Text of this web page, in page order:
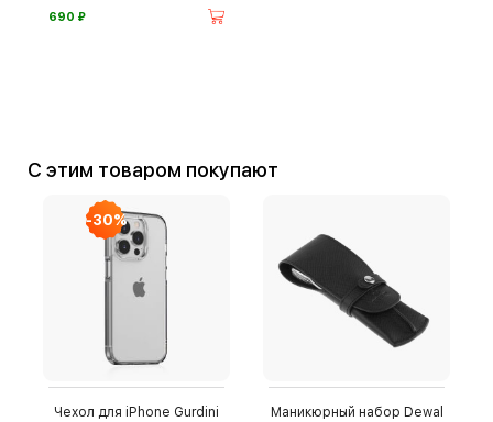
690 ⃏
С этим товаром покупают
-30%
Чехол для iPhone Gurdini
Маникюрный набор Dewal